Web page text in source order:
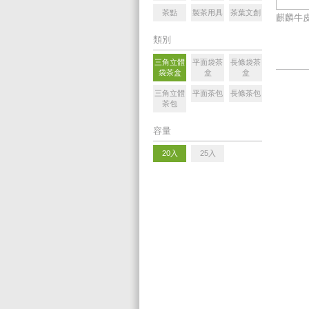
茶點 製茶用具 茶葉文創
類別
三角立體
袋茶盒
平面袋茶
盒
長條袋茶
盒
三角立體
茶包
平面茶包 長條茶包
容量
20入 25入
麒麟牛